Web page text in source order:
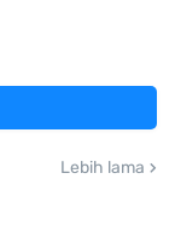
Lebih lama